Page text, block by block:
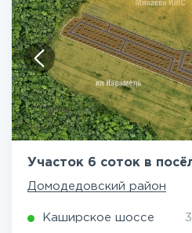
Участок 6 соток в
Домодедовский район
Каширское шоссе